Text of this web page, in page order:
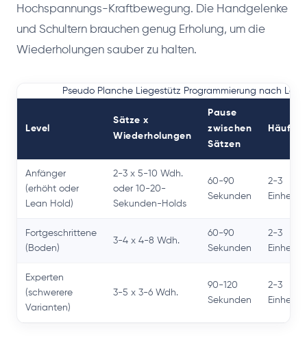
Hochspannungs-Kraftbewegung. Die Handgelenke
und Schultern brauchen genug Erholung, um die
Wiederholungen sauber zu halten.
Pseudo Planche Liegestütz Programmierung nach Level
Level
Sätze x
Wiederholungen
Pause
zwischen
Sätzen
Anfänger
(erhöht oder
Lean Hold)
2-3 x 5-10 Wdh.
oder 10-20-
Sekunden-Holds
60-90
Sekunden
2-3
Fortgeschrittene
(Boden)
3-4 x 4-8 Wdh.
60-90
Sekunden
2-3
Experten
(schwerere
Varianten)
3-5 x 3-6 Wdh.
90-120
Sekunden
2-3